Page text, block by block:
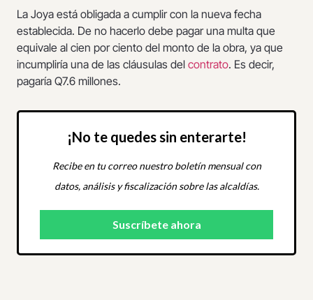
La Joya está obligada a cumplir con la nueva fecha
establecida. De no hacerlo debe pagar una multa que
equivale al cien por ciento del monto de la obra, ya que
incumpliría una de las cláusulas del contrato. Es decir,
pagaría Q7.6 millones.
¡No te quedes sin enterarte!
Recibe en tu correo nuestro boletín mensual con
datos, análisis y fiscalización sobre las alcaldías.